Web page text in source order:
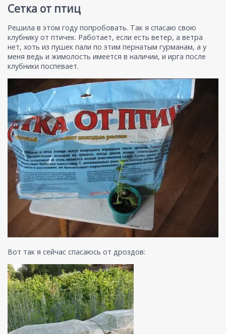
Сетка от птиц
Решила в этом году попробовать. Так я спасаю свою
клубнику от птичек. Работает, если есть ветер, а ветра
нет, хоть из пушек пали по этим пернатым гурманам, а у
меня ведь и жимолость имеется в наличии, и ирга после
клубники поспевает.
Вот так я сейчас спасаюсь от дроздов: